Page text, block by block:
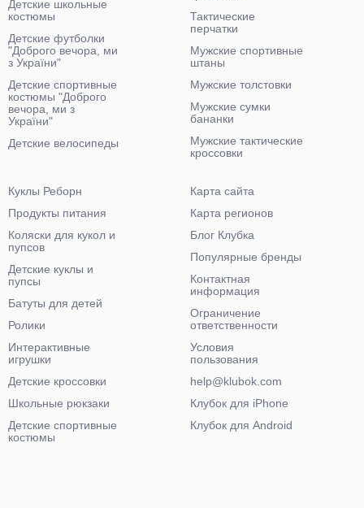
Детские школьные
костюмы
Детские футболки
"Доброго вечора, ми
з України"
Детские спортивные
костюмы "Доброго
вечора, ми з
України"
Детские велосипеды
Тактические
перчатки
Мужские спортивные
штаны
Мужские толстовки
Мужские сумки
бананки
Мужские тактические
кроссовки
Куклы Реборн
Продукты питания
Коляски для кукол и
пупсов
Детские куклы и
пупсы
Батуты для детей
Ролики
Интерактивные
игрушки
Детские кроссовки
Школьные рюкзаки
Детские спортивные
костюмы
Карта сайта
Карта регионов
Блог Клубка
Популярные бренды
Контактная
информация
Ограничение
ответственности
Условия
пользования
help@klubok.com
Клубок для iPhone
Клубок для Android